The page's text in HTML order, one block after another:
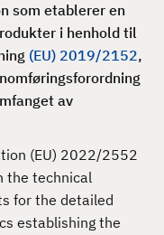
som etablerer en
i henhold til
(EU) 2019/2152,
av
(EU) 2022/2552
the technical
for the detailed
establishing the